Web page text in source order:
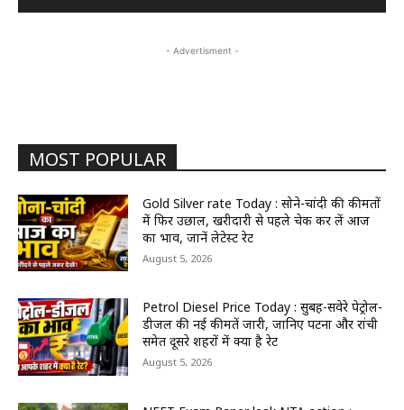
- Advertisment -
MOST POPULAR
Gold Silver rate Today : सोने-चांदी की कीमतों
में फिर उछाल, खरीदारी से पहले चेक कर लें आज
का भाव, जानें लेटेस्ट रेट
August 5, 2026
Petrol Diesel Price Today : सुबह-सवेरे पेट्रोल-
डीजल की नई कीमतें जारी, जानिए पटना और रांची
समेत दूसरे शहरों में क्या है रेट
August 5, 2026